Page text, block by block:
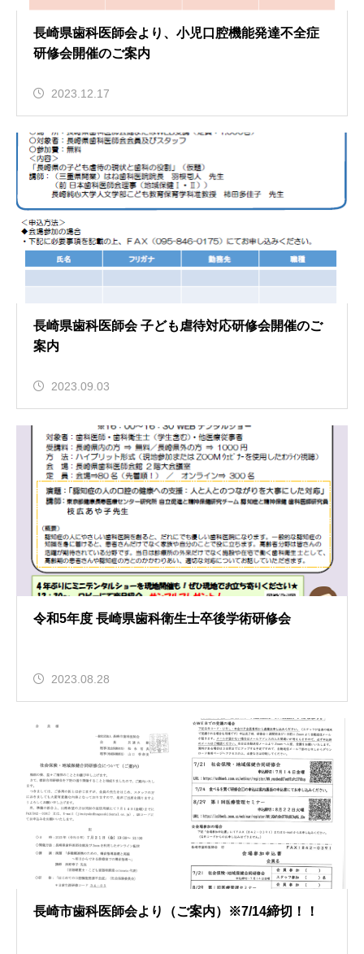
長崎県歯科医師会より、小児口腔機能発達不全症
研修会開催のご案内
2023.12.17
長崎県歯科医師会 子ども虐待対応研修会開催のご
案内
2023.09.03
令和5年度 長崎県歯科衛生士卒後学術研修会
2023.08.28
長崎市歯科医師会より（ご案内）※7/14締切！！